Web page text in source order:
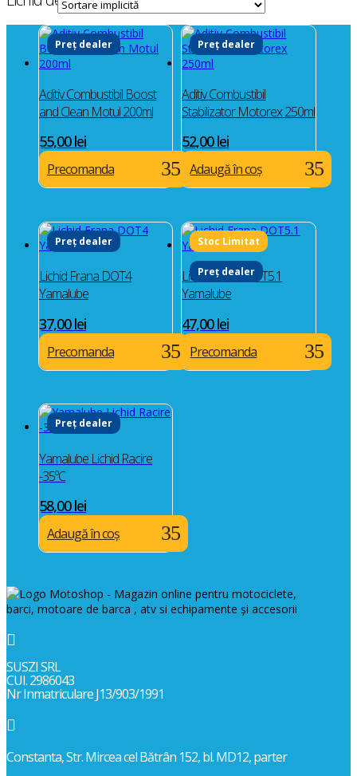
Preț dealer
Aditiv Combustibil Boost
and Clean Motul 200ml
55,00lei
Precomanda
Preț dealer
Aditiv Combustibil
Stabilizator Motorex 250ml
52,00lei
Adaugă în coș
Preț dealer
Lichid Frana DOT4
Yamalube
37,00lei
Precomanda
Preț dealer
Lichid Frana DOT5.1
Yamalube
47,00lei
Precomanda
Preț dealer
Yamalube Lichid Racire
-35ºC
58,00lei
Adaugă în coș

SUSZI SRL
CUI. 2986043
Nr Inmatriculare J13/903/1991

Constanta, Str. Mircea cel Bătrân 152, bl. MD12, parter